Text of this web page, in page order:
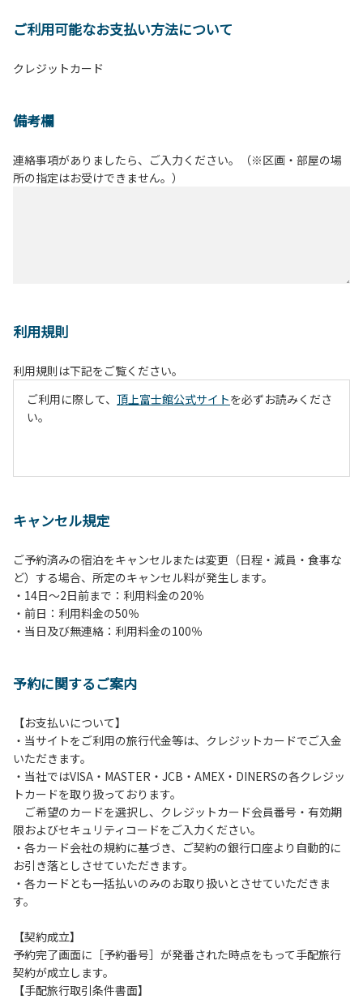
ご利用可能なお支払い方法について
クレジットカード
備考欄
連絡事項がありましたら、ご入力ください。（※区画・部屋の場
所の指定はお受けできません。）
利用規則
利用規則は下記をご覧ください。
ご利用に際して、 頂上富士館公式サイトを必ずお読みくださ
い。
キャンセル規定
ご予約済みの宿泊をキャンセルまたは変更（日程・減員・食事な
ど）する場合、所定のキャンセル料が発生します。
・14日～2日前まで：利用料金の20％
・前日：利用料金の50％
・当日及び無連絡：利用料金の100％
予約に関するご案内
【お支払いについて】
・当サイトをご利用の旅行代金等は、クレジットカードでご入金
いただきます。
・当社ではVISA・MASTER・JCB・AMEX・DINERSの各クレジッ
トカードを取り扱っております。
ご希望のカードを選択し、クレジットカード会員番号・有効期
限およびセキュリティコードをご入力ください。
・各カード会社の規約に基づき、ご契約の銀行口座より自動的に
お引き落としさせていただきます。
・各カードとも一括払いのみのお取り扱いとさせていただきま
す。
【契約成立】
予約完了画面に［予約番号］が発番された時点をもって手配旅行
契約が成立します。
【手配旅行取引条件書面】